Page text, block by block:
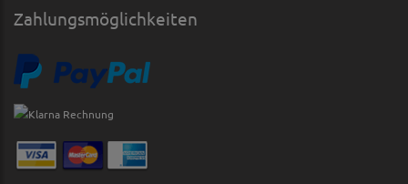
Zahlungsmöglichkeiten